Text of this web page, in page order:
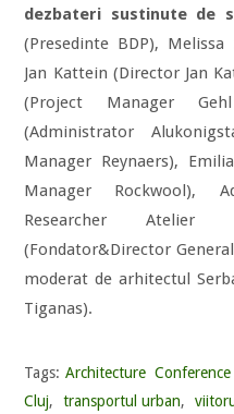
dezbateri sustinute de
(Presedinte BDP),
Jan Kattein (Director Jan
(Project Manager
(Administrator
Manager Reynaers),
Manager Rockwool),
Researcher
(Fondator&Director
moderat de arhitectul
Tiganas).
Tags: Architecture
Cluj, transportul urban,